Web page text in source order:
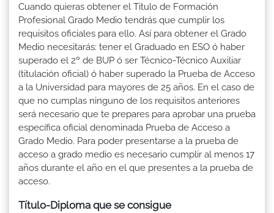
Cuando quieras obtener el Titulo de Formación
Profesional Grado Medio tendrás que cumplir los
requisitos oficiales para ello. Así para obtener el Grado
Medio necesitarás: tener el Graduado en ESO ó haber
superado el 2º de BUP ó ser Técnico-Técnico Auxiliar
(titulación oficial) ó haber superado la Prueba de Acceso
a la Universidad para mayores de 25 años. En el caso de
que no cumplas ninguno de los requisitos anteriores
será necesario que te prepares para aprobar una prueba
específica oficial denominada Prueba de Acceso a
Grado Medio. Para poder presentarse a la prueba de
acceso a grado medio es necesario cumplir al menos 17
años durante el año en el que presentes a la prueba de
acceso.
Título-Diploma que se consigue